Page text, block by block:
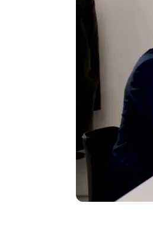
Nombre de sorties écran
Fonction affichage
Distance de transmission
Génère un hotspot wifi pour
la connexion des invités
Bouton de partage d'écran
Connecteur du bouton
Fonctionnalités
Visio sans fil plug and play
Résolution flux caméra visio